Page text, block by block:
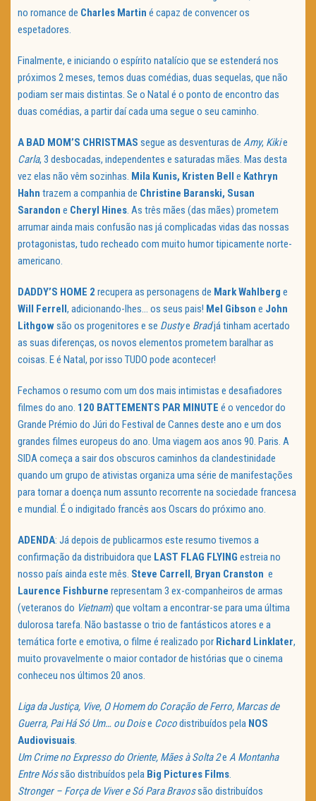
no romance de Charles Martin é capaz de convencer os
espetadores.
Finalmente, e iniciando o espírito natalício que se estenderá nos
próximos 2 meses, temos duas comédias, duas sequelas, que não
podiam ser mais distintas. Se o Natal é o ponto de encontro das
duas comédias, a partir daí cada uma segue o seu caminho.
A BAD MOM’S CHRISTMAS segue as desventuras de Amy, Kikie
Carla, 3 desbocadas, independentes e saturadas mães. Mas desta
vez elas não vêm sozinhas. Mila Kunis, Kristen Bell e Kathryn
Hahn trazem a companhia de Christine Baranski, Susan
Sarandon e Cheryl Hines. As três mães (das mães) prometem
arrumar ainda mais confusão nas já complicadas vidas das nossas
protagonistas, tudo recheado com muito humor tipicamente norte-
americano.
DADDY’S HOME 2 recupera as personagens de Mark Wahlberg e
Will Ferrell, adicionando-lhes… os seus pais! Mel Gibson e John
Lithgowsão os progenitores e se Dustye Bradjá tinham acertado
as suas diferenças, os novos elementos prometem baralhar as
coisas. E é Natal, por isso TUDO pode acontecer!
Fechamos o resumo com um dos mais intimistas e desafiadores
filmes do ano. 120 BATTEMENTS PAR MINUTE é o vencedor do
Grande Prémio do Júri do Festival de Cannes deste ano e um dos
grandes filmes europeus do ano. Uma viagem aos anos 90. Paris. A
SIDA começa a sair dos obscuros caminhos da clandestinidade
quando um grupo de ativistas organiza uma série de manifestações
para tornar a doença num assunto recorrente na sociedade francesa
e mundial. É o indigitado francês aos Oscars do próximo ano.
ADENDA: Já depois de publicarmos este resumo tivemos a
confirmação da distribuidora que LAST FLAG FLYING estreia no
nosso país ainda este mês. Steve Carrell, Bryan Cranston e
Laurence Fishburne representam 3 ex-companheiros de armas
(veteranos do Vietnam) que voltam a encontrar-se para uma última
dulorosa tarefa. Não bastasse o trio de fantásticos atores e a
temática forte e emotiva, o filme é realizado por Richard Linklater,
muito provavelmente o maior contador de histórias que o cinema
conheceu nos últimos 20 anos.
Liga da Justiça, Vive, O Homem do Coração de Ferro, Marcas de
Guerra, Pai Há Só Um… ou Doise Cocodistribuídos pela NOS
Audiovisuais.
Um Crime no Expresso do Oriente, Mães à Solta 2e A Montanha
Entre Nóssão distribuídos pela Big Pictures Films.
Stronger – Força de Viver e Só Para Bravossão distribuídos